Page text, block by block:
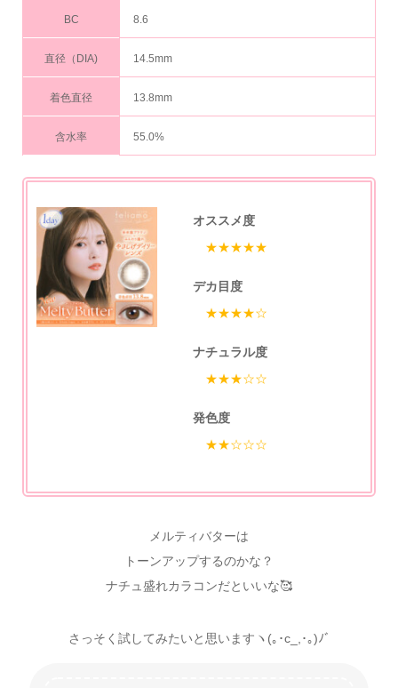
BC 8.6
直径（DIA) 14.5mm
着色直径 13.8mm
含水率 55.0%
オススメ度
★★★★★
デカ目度
★★★★☆
ナチュラル度
★★★☆☆
発色度
★★☆☆☆
メルティバターは
トーンアップするのかな？
ナチュ盛れカラコンだといいな🥰
さっそく試してみたいと思いますヽ(｡･c_,･｡)ﾉﾞ